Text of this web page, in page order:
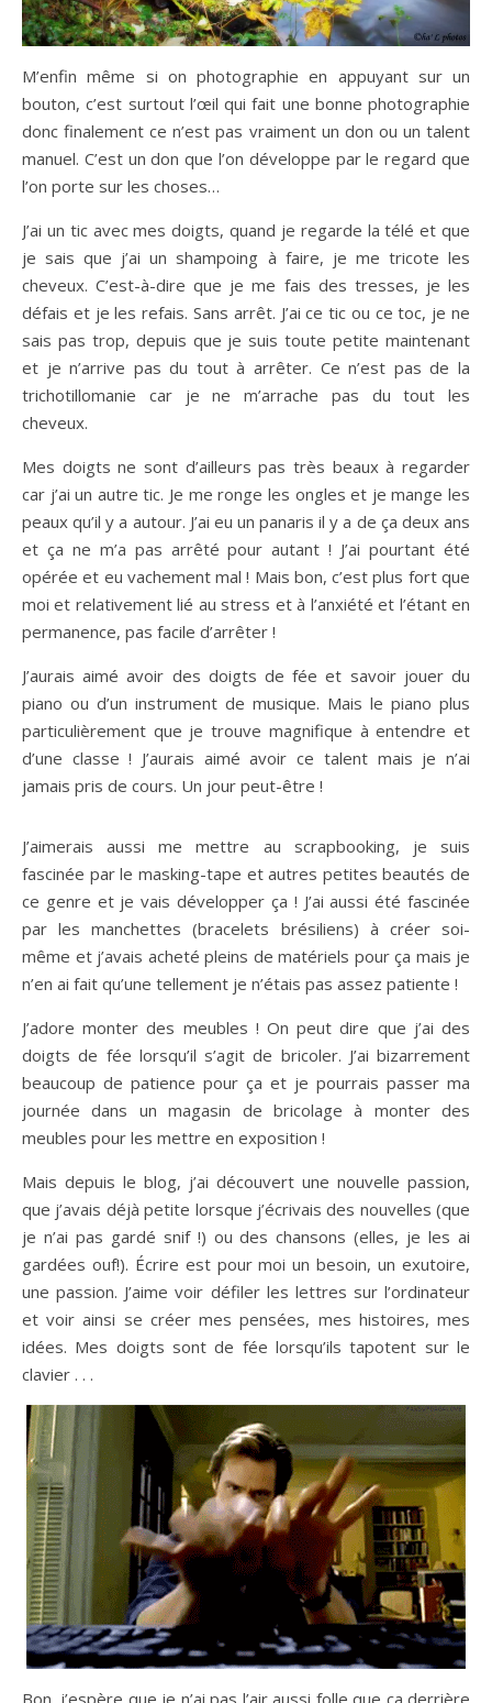
M’enfin même si on photographie en appuyant sur un
bouton, c’est surtout l’œil qui fait une bonne photographie
donc finalement ce n’est pas vraiment un don ou un talent
manuel. C’est un don que l’on développe par le regard que
l’on porte sur les choses…
J’ai un tic avec mes doigts, quand je regarde la télé et que
je sais que j’ai un shampoing à faire, je me tricote les
cheveux. C’est-à-dire que je me fais des tresses, je les
défais et je les refais. Sans arrêt. J’ai ce tic ou ce toc, je ne
sais pas trop, depuis que je suis toute petite maintenant
et je n’arrive pas du tout à arrêter. Ce n’est pas de la
trichotillomanie car je ne m’arrache pas du tout les
cheveux.
Mes doigts ne sont d’ailleurs pas très beaux à regarder
car j’ai un autre tic. Je me ronge les ongles et je mange les
peaux qu’il y a autour. J’ai eu un panaris il y a de ça deux ans
et ça ne m’a pas arrêté pour autant ! J’ai pourtant été
opérée et eu vachement mal ! Mais bon, c’est plus fort que
moi et relativement lié au stress et à l’anxiété et l’étant en
permanence, pas facile d’arrêter !
J’aurais aimé avoir des doigts de fée et savoir jouer du
piano ou d’un instrument de musique. Mais le piano plus
particulièrement que je trouve magnifique à entendre et
d’une classe ! J’aurais aimé avoir ce talent mais je n’ai
jamais pris de cours. Un jour peut-être !
J’aimerais aussi me mettre au scrapbooking, je suis
fascinée par le masking-tape et autres petites beautés de
ce genre et je vais développer ça ! J’ai aussi été fascinée
par les manchettes (bracelets brésiliens) à créer soi-
même et j’avais acheté pleins de matériels pour ça mais je
n’en ai fait qu’une tellement je n’étais pas assez patiente !
J’adore monter des meubles ! On peut dire que j’ai des
doigts de fée lorsqu’il s’agit de bricoler. J’ai bizarrement
beaucoup de patience pour ça et je pourrais passer ma
journée dans un magasin de bricolage à monter des
meubles pour les mettre en exposition !
Mais depuis le blog, j’ai découvert une nouvelle passion,
que j’avais déjà petite lorsque j’écrivais des nouvelles (que
je n’ai pas gardé snif !) ou des chansons (elles, je les ai
gardées ouf!). Écrire est pour moi un besoin, un exutoire,
une passion. J’aime voir défiler les lettres sur l’ordinateur
et voir ainsi se créer mes pensées, mes histoires, mes
idées. Mes doigts sont de fée lorsqu’ils tapotent sur le
clavier . . .
Bon, j’espère que je n’ai pas l’air aussi folle que ça derrière